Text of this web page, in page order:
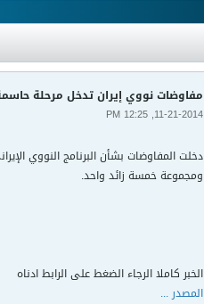
مفاوضات نووي إيران تدخل مرحلة
11-21-2014, 12:25 PM
دخلت المفاوضات بشأن البرنامج النووي
ومجموعة خمسة زائد واحد.
الخبر كاملا الرجاء الضغط على الرابط ادناه
المصدر ...